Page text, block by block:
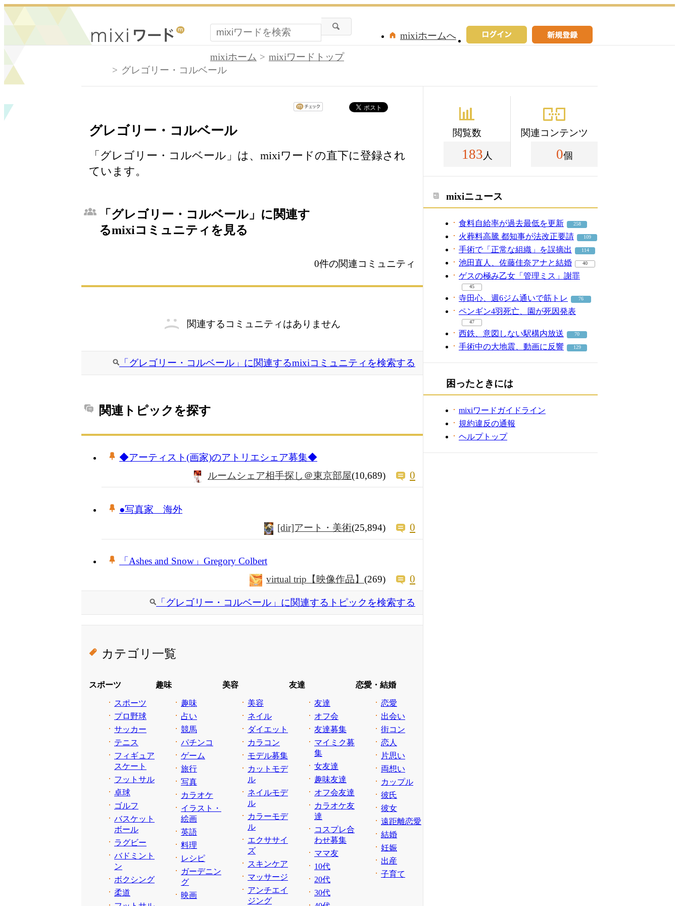
mixiホームへ
mixiホーム
mixiワードトップ
グレゴリー・コルベール
グレゴリー・コルベール
「グレゴリー・コルベール」は、mixiワードの直下に登録され
ています。
「グレゴリー・コルベール」に関連す
るmixiコミュニティを見る
0件の関連コミュニティ
関連するコミュニティはありません
「グレゴリー・コルベール」に関連するmixiコミュニティを検索する
関連トピックを探す
◆アーティスト(画家)のアトリエシェア募集◆
ルームシェア相手探し＠東京部屋(10,689) 0
●写真家 海外
[dir]アート・美術(25,894) 0
「Ashes and Snow」Gregory Colbert
virtual trip【映像作品】 (269) 0
「グレゴリー・コルベール」に関連するトピックを検索する
カテゴリ一覧
スポーツ
スポーツ
プロ野球
サッカー
テニス
フィギュア
スケート
フットサル
卓球
ゴルフ
バスケット
ボール
ラグビー
バドミント
ン
ボクシング
柔道
趣味
趣味
占い
競馬
パチンコ
ゲーム
旅行
写真
カラオケ
イラスト・
絵画
英語
料理
レシピ
ガーデニン
グ
映画
美容
美容
ネイル
ダイエット
カラコン
モデル募集
カットモデ
ル
ネイルモデ
ル
カラーモデ
ル
エクササイ
ズ
スキンケア
マッサージ
アンチエイ
ジング
友達
友達
オフ会
友達募集
マイミク募
集
女友達
趣味友達
オフ会友達
カラオケ友
達
コスプレ合
わせ募集
ママ友
10代
20代
30代
恋愛・結婚
恋愛
出会い
街コン
恋人
片思い
両想い
カップル
彼氏
彼女
遠距離恋愛
結婚
妊娠
出産
子育て
閲覧数
183 人
関連コンテンツ
0個
mixiニュース
食料自給率が過去最低を更新 258
火葬料高騰 都知事が法改正要請 109
手術で「正常な組織」を誤摘出 114
池田直人、佐藤佳奈アナと結婚 40
ゲスの極み乙女「管理ミス」謝罪
45
寺田心、週6ジム通いで筋トレ 76
ペンギン4羽死亡、園が死因発表
47
西鉄、意図しない駅構内放送 70
手術中の大地震、動画に反響 129
困ったときには
mixiワードガイドライン
規約違反の通報
ヘルプトップ